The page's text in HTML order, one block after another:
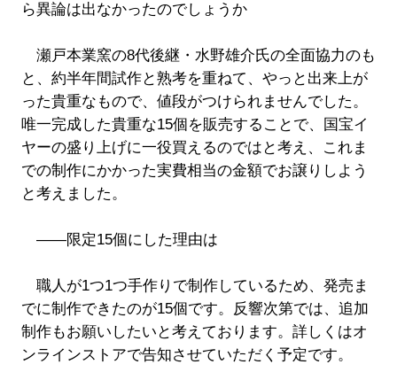
ら異論は出なかったのでしょうか
瀬戸本業窯の8代後継・水野雄介氏の全面協力のも
と、約半年間試作と熟考を重ねて、やっと出来上が
った貴重なもので、値段がつけられませんでした。
唯一完成した貴重な15個を販売することで、国宝イ
ヤーの盛り上げに一役買えるのではと考え、これま
での制作にかかった実費相当の金額でお譲りしよう
と考えました。
――限定15個にした理由は
職人が1つ1つ手作りで制作しているため、発売ま
でに制作できたのが15個です。反響次第では、追加
制作もお願いしたいと考えております。詳しくはオ
ンラインストアで告知させていただく予定です。